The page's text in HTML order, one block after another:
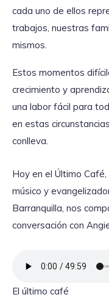
cada uno de ellos
trabajos, nuestras
mismos.
Estos momentos
crecimiento y
una labor fácil para
en estas
conlleva.
Hoy en el Último Café,
músico y
Barranquilla, nos
conversación con
El último café